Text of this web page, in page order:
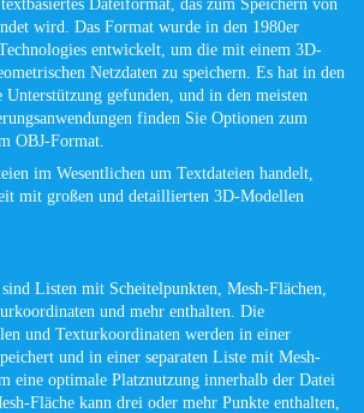
Dateiformat, das zum Speichern von
wird. Das Format wurde in den 1980er
entwickelt, um die mit einem 3D-
Netzdaten zu speichern. Es hat in den
Unterstützung gefunden, und in den meisten
finden Sie Optionen zum
OBJ-Format.
im Wesentlichen um Textdateien handelt,
mit großen und detaillierten 3D-Modellen
Listen mit Scheitelpunkten, Mesh-Flächen,
und mehr enthalten. Die
und Texturkoordinaten werden in einer
und in einer separaten Liste mit Mesh-
eine optimale Platznutzung innerhalb der Datei
Fläche kann drei oder mehr Punkte enthalten,